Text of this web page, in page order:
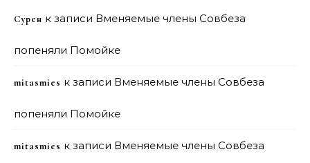
Сурен к записи Вменяемые члены Совбеза
попеняли Помойке
mitasmies к записи Вменяемые члены Совбеза
попеняли Помойке
mitasmies к записи Вменяемые члены Совбеза